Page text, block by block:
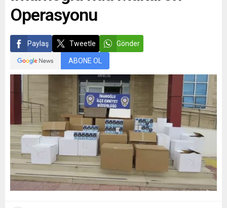
Operasyonu
Paylaş Tweetle Gönder
ABONE OL